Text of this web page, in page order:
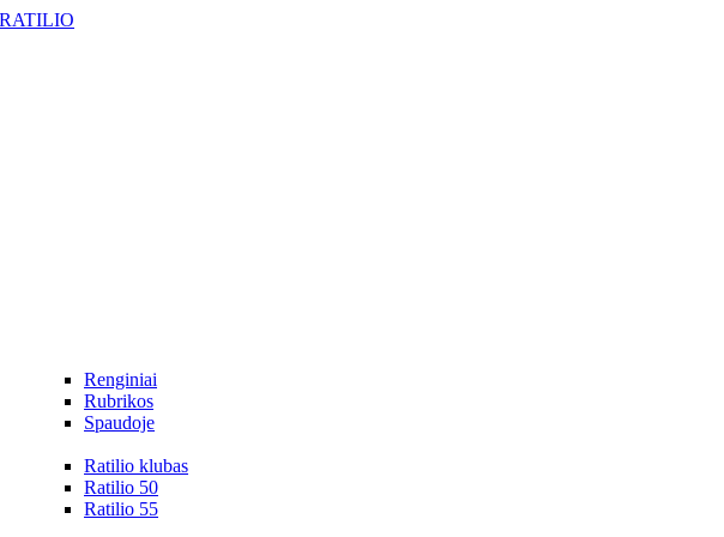
Renginiai
Rubrikos
Spaudoje
Ratilio klubas
Ratilio 50
Ratilio 55